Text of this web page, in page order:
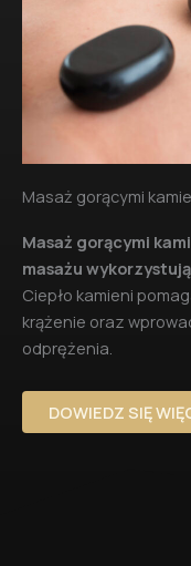
Masaż gorącymi
Masaż gorącymi
masażu
Ciepło kamieni
krążenie oraz
odprężenia.
DOWIEDZ SIĘ